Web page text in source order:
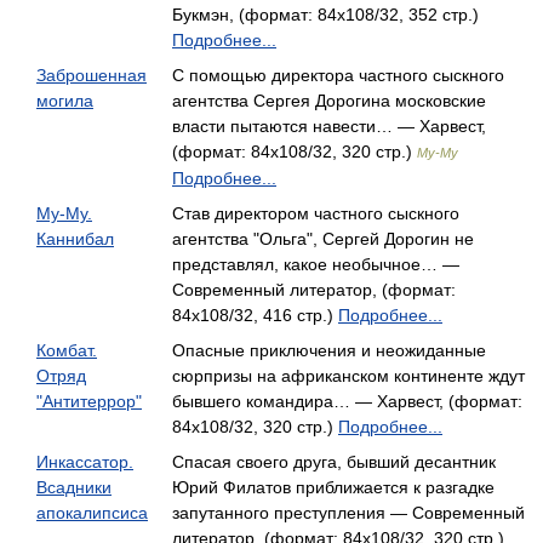
Букмэн, (формат: 84x108/32, 352 стр.)
Подробнее...
Заброшенная
могила
С помощью директора частного сыскного
агентства Сергея Дорогина московские
власти пытаются навести… — Харвест,
(формат: 84x108/32, 320 стр.) Му-Му
Подробнее...
Му-Му.
Каннибал
Став директором частного сыскного
агентства "Ольга", Сергей Дорогин не
представлял, какое необычное… —
Современный литератор, (формат:
84x108/32, 416 стр.) Подробнее...
Комбат.
Отряд
"Антитеррор"
Опасные приключения и неожиданные
сюрпризы на африканском континенте ждут
бывшего командира… — Харвест, (формат:
84x108/32, 320 стр.) Подробнее...
Инкассатор.
Всадники
апокалипсиса
Спасая своего друга, бывший десантник
Юрий Филатов приближается к разгадке
запутанного преступления — Современный
литератор, (формат: 84x108/32, 320 стр.)